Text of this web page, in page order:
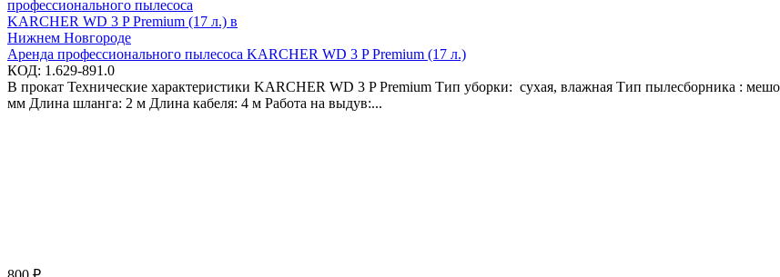
Аренда профессионального пылесоса KARCHER WD 3 P Premium (17 л.)
КОД: 1.629-891.0
В прокат Технические характеристики KARCHER WD 3 P Premium Тип уборки: сухая, влажная Тип пылесборника :
мм Длина шланга: 2 м Длина кабеля: 4 м Работа на выдув:...